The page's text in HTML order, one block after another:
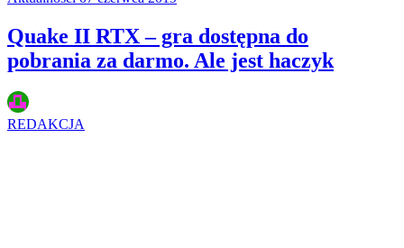
Quake II RTX – gra dostępna do
pobrania za darmo. Ale jest haczyk
REDAKCJA